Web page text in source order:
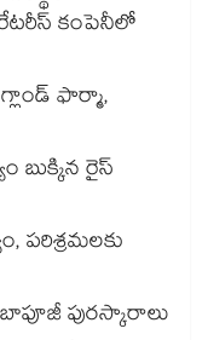
కంపెనీలో
ఫార్మా,
బుక్కిన రైస్
పరిశ్రమలకు
పురస్కారాలు